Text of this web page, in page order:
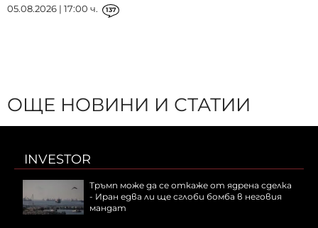
05.08.2026 | 17:00 ч. 137
ОЩЕ НОВИНИ И СТАТИИ
INVESTOR
Тръмп може да се откаже от ядрена сделка
- Иран едва ли ще сглоби бомба в неговия
мандат